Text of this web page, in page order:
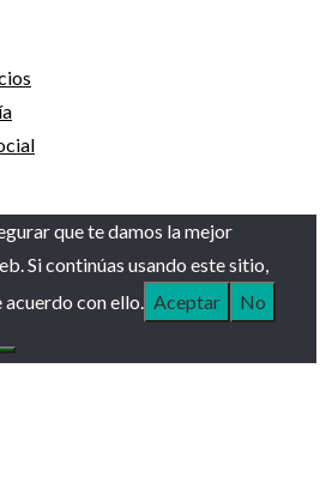
que te damos la mejor
Si continúas usando este sitio,
con ello.
Aceptar
No